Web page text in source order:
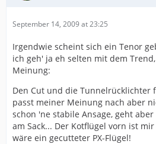
September 14, 2009 at 23:25
Irgendwie scheint sich ein Tenor
ich geh' ja eh selten mit dem
Meinung:
Den Cut und die Tunnelrücklichter
passt meiner Meinung nach aber
schon 'ne stabile Ansage, geht
am Sack... Der Kotflügel vorn ist
wäre ein gecutteter PX-Flügel!